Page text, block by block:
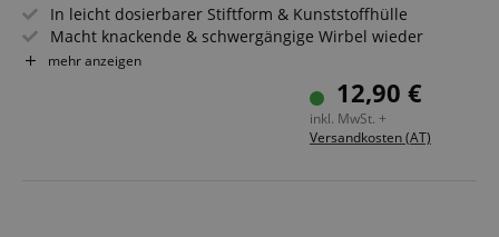
In leicht dosierbarer Stiftform & Kunststoffhülle
Macht knackende & schwergängige Wirbel wieder
leichtgängig
mehr anzeigen
12,90 €
inkl. MwSt. +
Versandkosten (AT)